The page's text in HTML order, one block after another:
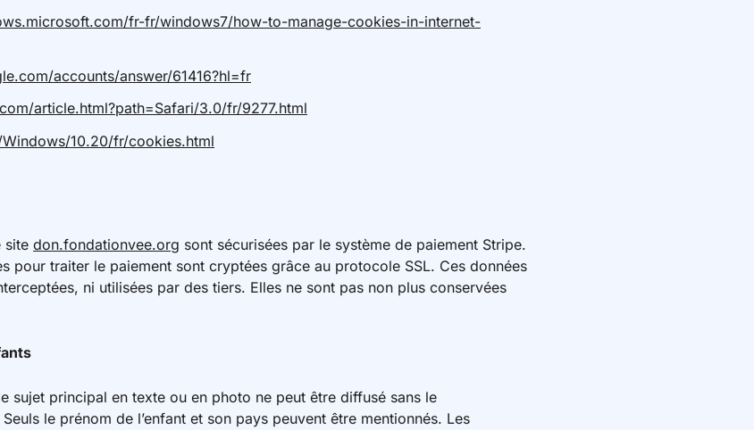
fr-fr/windows7/how-to-manage-cookies-in-internet-
accounts/answer/61416?hl=fr
article.html?path=Safari/3.0/fr/9277.html
10.20/fr/cookies.html
site don.fondationvee.org sont sécurisées par le système de paiement Stripe.
pour traiter le paiement sont cryptées grâce au protocole SSL. Ces données
ni utilisées par des tiers. Elles ne sont pas non plus conservées
sujet principal en texte ou en photo ne peut être diffusé sans le
le prénom de l’enfant et son pays peuvent être mentionnés. Les